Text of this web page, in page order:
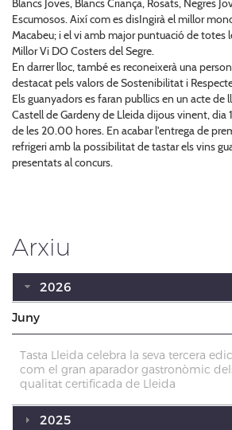
Blancs Joves, Blancs Criança, Rosats, Negres
Escumosos. Així com es disIngirà el millor
Macabeu; i el vi amb major puntuació de totes
Millor Vi DO Costers del Segre.
En darrer lloc, també es reconeixerà una
destacat pels valors de Sostenibilitat i
Els guanyadors es faran publlics en un acte de
Castell de Gardeny de Lleida dijous vinent, dia
de les 20.00 hores. En acabar l'entrega de
refrigeri amb la possibilitat de tastar els vins
presentats al concurs.
Arxiu
2026
Juny
Tasta Lleida celebra la seva tercera
com el gran aparador gastronòmic
qualitat certificada de Lleida
2025